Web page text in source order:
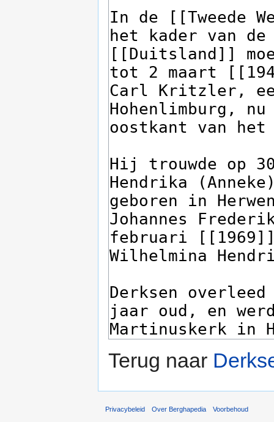
Terug naar
Privacybeleid Over Berghapedia Voorbehoud